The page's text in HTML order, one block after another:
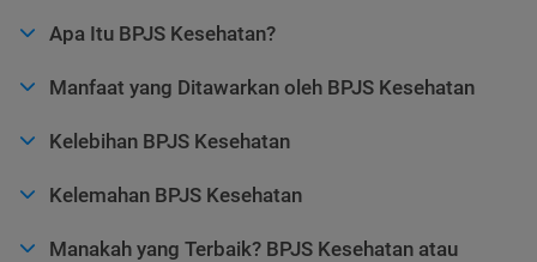
Apa Itu BPJS Kesehatan?
Manfaat yang Ditawarkan oleh BPJS Kesehatan
Kelebihan BPJS Kesehatan
Kelemahan BPJS Kesehatan
Manakah yang Terbaik? BPJS Kesehatan atau